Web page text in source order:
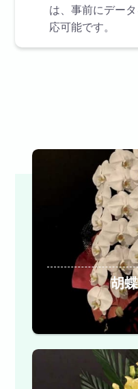
は、事前にデー
応可能です。
胡